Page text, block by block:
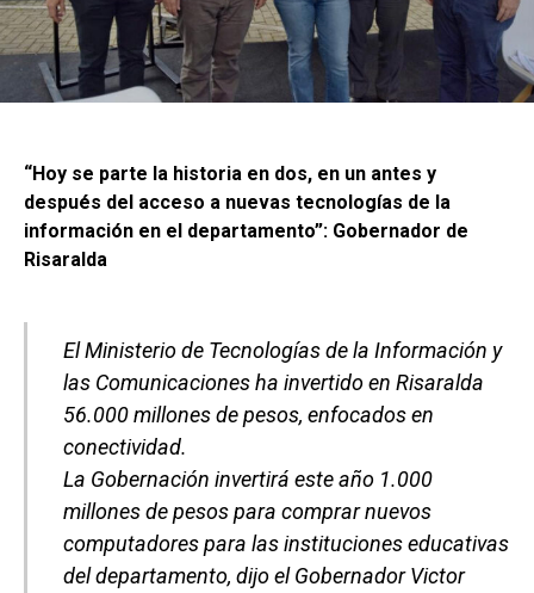
“Hoy se parte la historia en dos, en un antes y
después del acceso a nuevas tecnologías de la
información en el departamento”: Gobernador de
Risaralda
El Ministerio de Tecnologías de la Información y
las Comunicaciones ha invertido en Risaralda
56.000 millones de pesos, enfocados en
conectividad.
La Gobernación invertirá este año 1.000
millones de pesos para comprar nuevos
computadores para las instituciones educativas
del departamento, dijo el Gobernador Victor